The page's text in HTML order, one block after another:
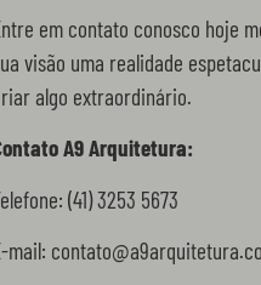
em contato conosco hoje
visão uma realidade
algo extraordinário.
A9 Arquitetura:
(41) 3253 5673
mail: